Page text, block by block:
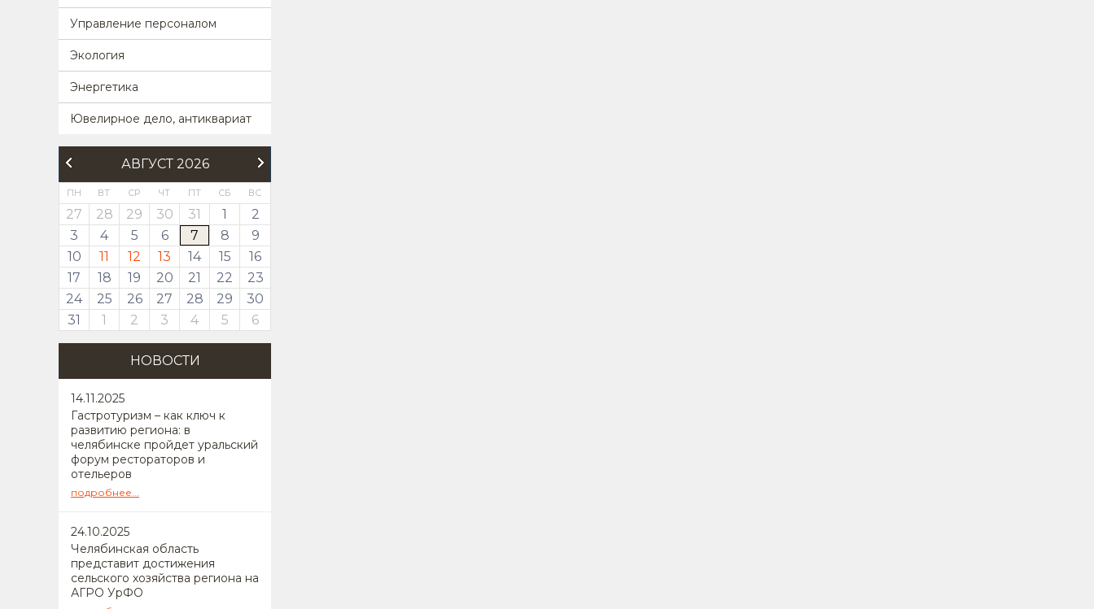
Управление персоналом
Экология
Энергетика
Ювелирное дело, антиквариат
АВГУСТ 2026
ПН ВТ СР ЧТ ПТ СБ ВС
27 28 29 30 31 1
2
3
4 5 6 7 8
9
10
11 12 13 14 15
16
17
18 19 20 21 22
23
24
25 26 27 28 29
30
31
1 2 3 4 5 6
НОВОСТИ
14.11.2025
Гастротуризм – как ключ к
развитию региона: в
челябинске пройдет уральский
форум рестораторов и
отельеров
подробнее...
24.10.2025
Челябинская область
представит достижения
сельского хозяйства региона на
АГРО УрФО